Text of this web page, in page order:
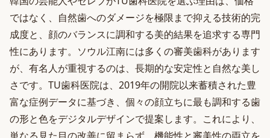
ではなく、自然歯へのダメージを極限まで抑える技術的完
成度と、顔のバランスに調和する美的結果を追求する専門
性にあります。ソウル江南には多くの審美歯科があります
が、有名人が重視するのは、長期的な安定性と自然な美し
さです。TU歯科医院は、2019年の開院以来蓄積された豊
富な症例データに基づき、個々の顔立ちに最も調和する歯
の形と色をデジタルデザインで提案します。これにより、